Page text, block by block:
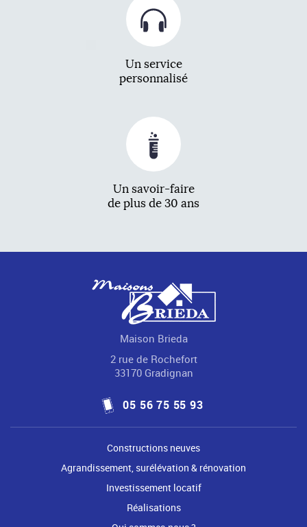
Un service
personnalisé
Un savoir-faire
de plus de 30 ans
Maison Brieda
2 rue de Rochefort
33170 Gradignan
05 56 75 55 93
Constructions neuves
Agrandissement, surélévation & rénovation
Investissement locatif
Réalisations